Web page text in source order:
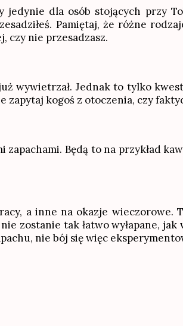
jedynie dla osób stojących przy
Pamiętaj, że różne
czy nie przesadzasz.
wywietrzał. Jednak to tylko
zapytaj kogoś z otoczenia, czy
zapachami. Będą to na przykład
a inne na okazje
zostanie tak łatwo wyłapane,
nie bój się więc